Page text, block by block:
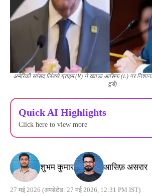
अमेरिकी सांसद लिंडसे ग्राहम (R) ने ख्वाजा आसिफ (L) पर
टुडे)
Quick AI Highlights
Click here to view more
शुभम कुमार आसिफ़ असरार
27 मई 2026 (अपडेटेड: 27 मई 2026, 12:31 PM IST)